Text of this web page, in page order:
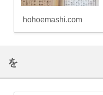
hohoemashi.com
を